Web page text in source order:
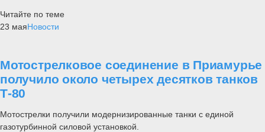
Читайте по теме
23 маяНовости
Мотострелковое соединение в Приамурье
получило около четырех десятков танков
Т-80
Мотострелки получили модернизированные танки с единой
газотурбинной силовой установкой.